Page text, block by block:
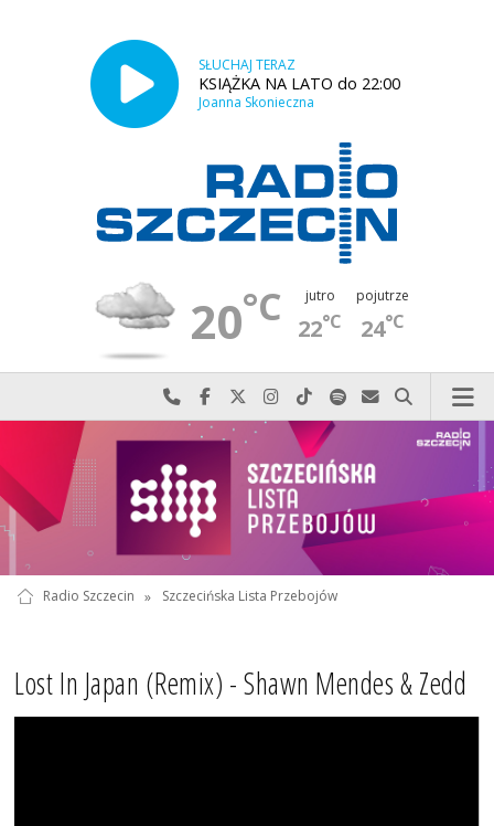
SŁUCHAJ TERAZ
KSIĄŻKA NA LATO do 22:00
Joanna Skonieczna
20°C jutro
22°C
pojutrze
24°C
Najlepiej po prostu do nas zadzwoń
Odwiedź nas na Facebook-u
Odwiedź nas na X
Odwiedź nas na Instagram-ie
Odwiedź nas na TikTok-u
Szukaj nas na Spotify
Wyślij do nas
Szukaj
Radio Szczecin » Szczecińska Lista Przebojów
Lost In Japan (Remix) - Shawn Mendes & Zedd